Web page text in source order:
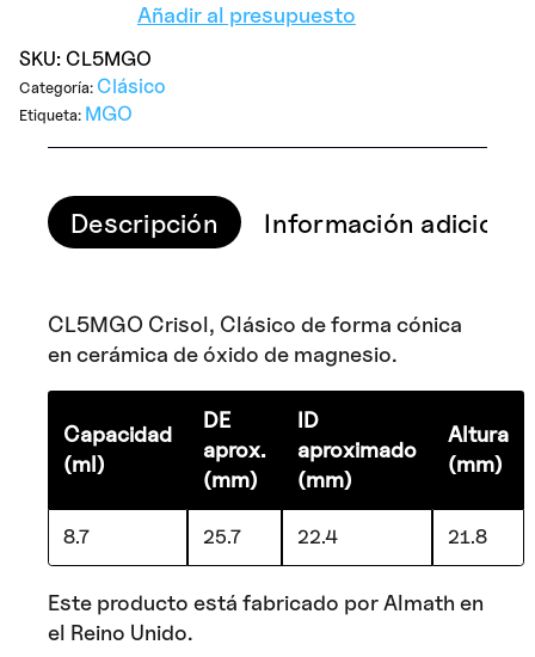
Añadir al presupuesto
SKU: CL5MGO
Categoría: Clásico
Etiqueta: MGO
Descripción Información adicional
CL5MGO Crisol, Clásico de forma cónica
en cerámica de óxido de magnesio.
Capacidad
(ml)
DE
aprox.
(mm)
ID
aproximado
(mm)
Altura
(mm)
8.7 25.7 22.4 21.8
Este producto está fabricado por Almath en
el Reino Unido.